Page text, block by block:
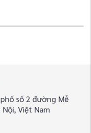
số 2 đường Mễ
Việt Nam